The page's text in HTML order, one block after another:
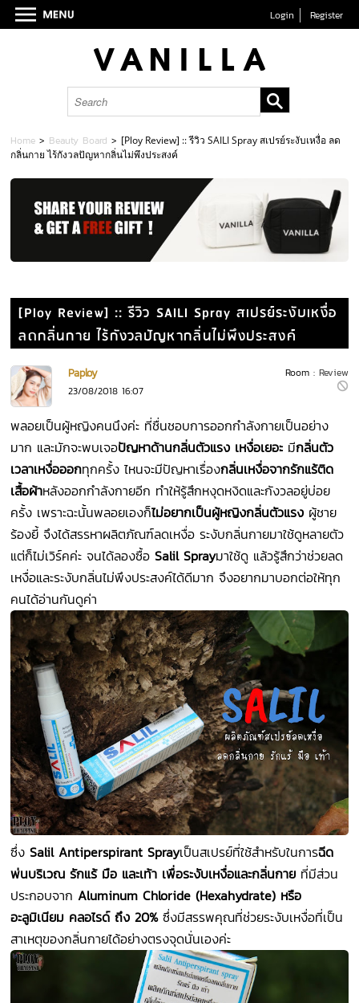
Login Register
Home > Beauty Board > [Ploy Review] :: รีวิว SAILI Spray สเปรย์ระงับเหงื่อ ลด
กลิ่นกาย ไร้กังวลปัญหากลิ่นไม่พึงประสงค์
[Ploy Review] :: รีวิว SAILI Spray สเปรย์ระงับเหงื่อ
ลดกลิ่นกาย ไร้กังวลปัญหากลิ่นไม่พึงประสงค์
Room : Review
Paploy
23/08/2018 16:07
พลอยเป็นผู้หญิงคนนึงค่ะ ที่ชื่นชอบการออกกำลังกายเป็นอย่าง
มาก และมักจะพบเจอปัญหาด้านกลิ่นตัวแรง เหงื่อเยอะ มีกลิ่นตัว
เวลาเหงื่อออกทุกครั้ง ไหนจะมีปัญหาเรื่องกลิ่นเหงื่อจากรักแร้ติด
เสื้อผ้าหลังออกกำลังกายอีก ทำให้รู้สึกหงุดหงิดและกังวลอยู่บ่อย
ครั้ง เพราะฉะนั้นพลอยเองก็ไม่อยากเป็นผู้หญิงกลิ่นตัวแรง ผู้ชาย
ร้องยี้ จึงได้สรรหาผลิตภัณฑ์ลดเหงื่อ ระงับกลิ่นกายมาใช้ดูหลายตัว
แต่ก็ไม่เวิร์คค่ะ จนได้ลองซื้อSalil Sprayมาใช้ดู แล้วรู้สึกว่าช่วยลด
เหงื่อและระงับกลิ่นไม่พึงประสงค์ได้ดีมาก จึงอยากมาบอกต่อให้ทุก
คนได้อ่านกันดูค่า
ซึ่งSalil Antiperspirant Sprayเป็นสเปรย์ที่ใช้สำหรับในการฉีด
พ่นบริเวณ รักแร้ มือ และเท้า เพื่อระงับเหงื่อและกลิ่นกาย ที่มีส่วน
ประกอบจากAluminum Chloride (Hexahydrate) หรือ
อะลูมิเนียม คลอไรด์ ถึง 20%ซึ่งมีสรรพคุณที่ช่วยระงับเหงื่อที่เป็น
สาเหตุของกลิ่นกายได้อย่างตรงจุดนั่นเองค่ะ